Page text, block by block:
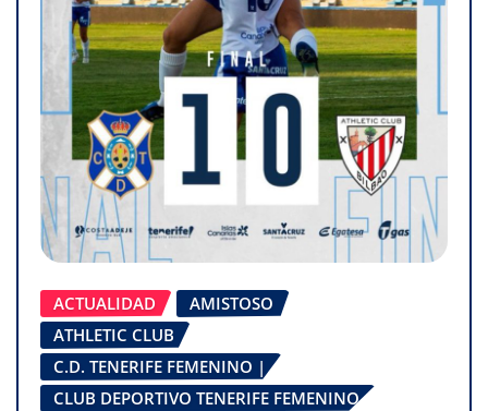
ACTUALIDAD
AMISTOSO
ATHLETIC CLUB
C.D. TENERIFE FEMENINO |
CLUB DEPORTIVO TENERIFE FEMENINO